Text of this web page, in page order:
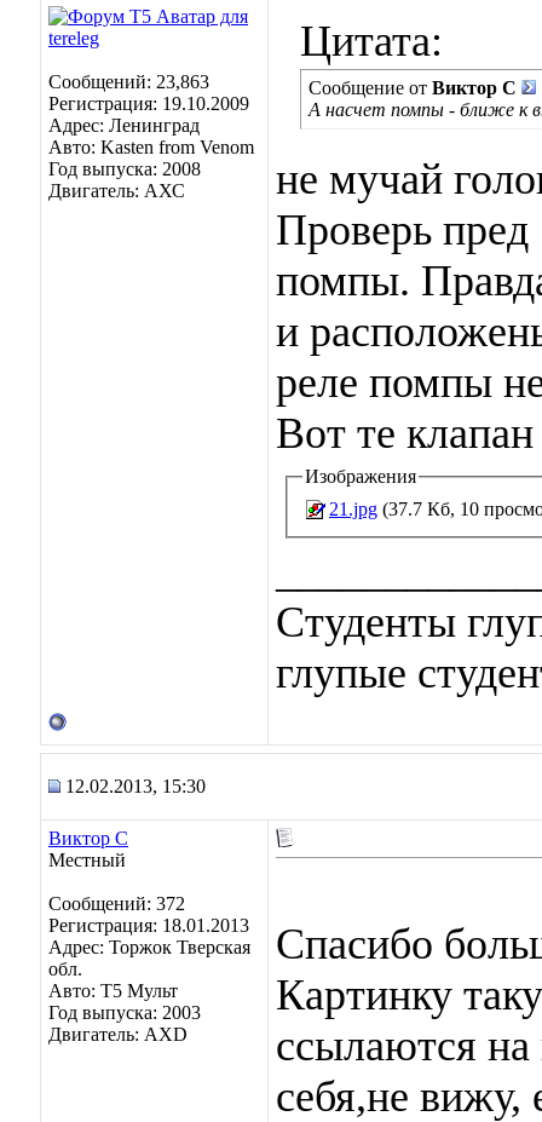
Сообщений: 23,863
Регистрация: 19.10.2009
Адрес: Ленинград
Авто: Kasten from Venom
Год выпуска: 2008
Двигатель: АХС
Цитата:
Сообщение от Виктор С
А насчет помпы - ближе к
не мучай
Проверь пред
помпы.
и
реле помпы
Вот те клапан
Изображения
21.jpg (37.7 Кб, 10
Студенты
глупые
12.02.2013, 15:30
Виктор С
Местный
Сообщений: 372
Регистрация: 18.01.2013
Адрес: Торжок Тверская
обл.
Авто: Т5 Мульт
Год выпуска: 2003
Двигатель: AXD
Спасибо
Картинку
ссылаются
себя,не вижу,